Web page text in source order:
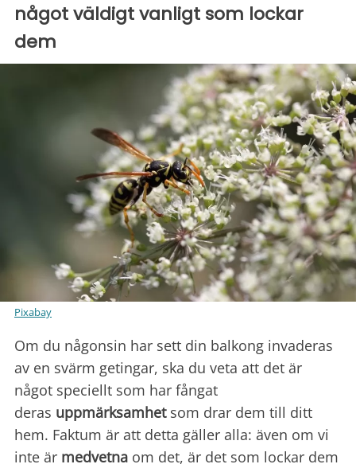
något väldigt vanligt som lockar
dem
Pixabay
Om du någonsin har sett din balkong invaderas
av en svärm getingar, ska du veta att det är
något speciellt som har fångat
deras uppmärksamhetsom drar dem till ditt
hem. Faktum är att detta gäller alla: även om vi
inte är medvetna om det, är det som lockar dem